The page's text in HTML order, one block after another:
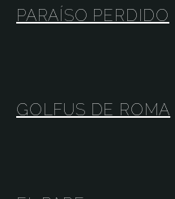
PARAÍSO PERDIDO
GOLFUS DE ROMA